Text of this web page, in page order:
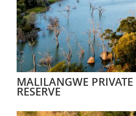
MALILANGWE
RESERVE